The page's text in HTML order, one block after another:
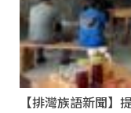
【排灣族語新聞】